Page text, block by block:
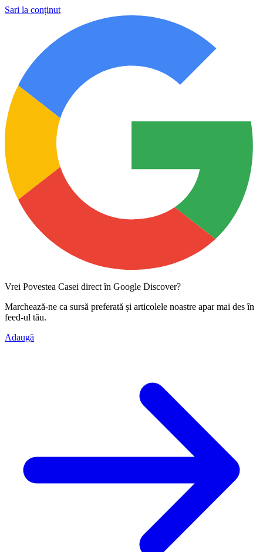
Sari la conținut
Vrei Povestea Casei direct în Google Discover?
Marchează-ne ca sursă preferată și articolele noastre apar mai des în
feed-ul tău.
Adaugă